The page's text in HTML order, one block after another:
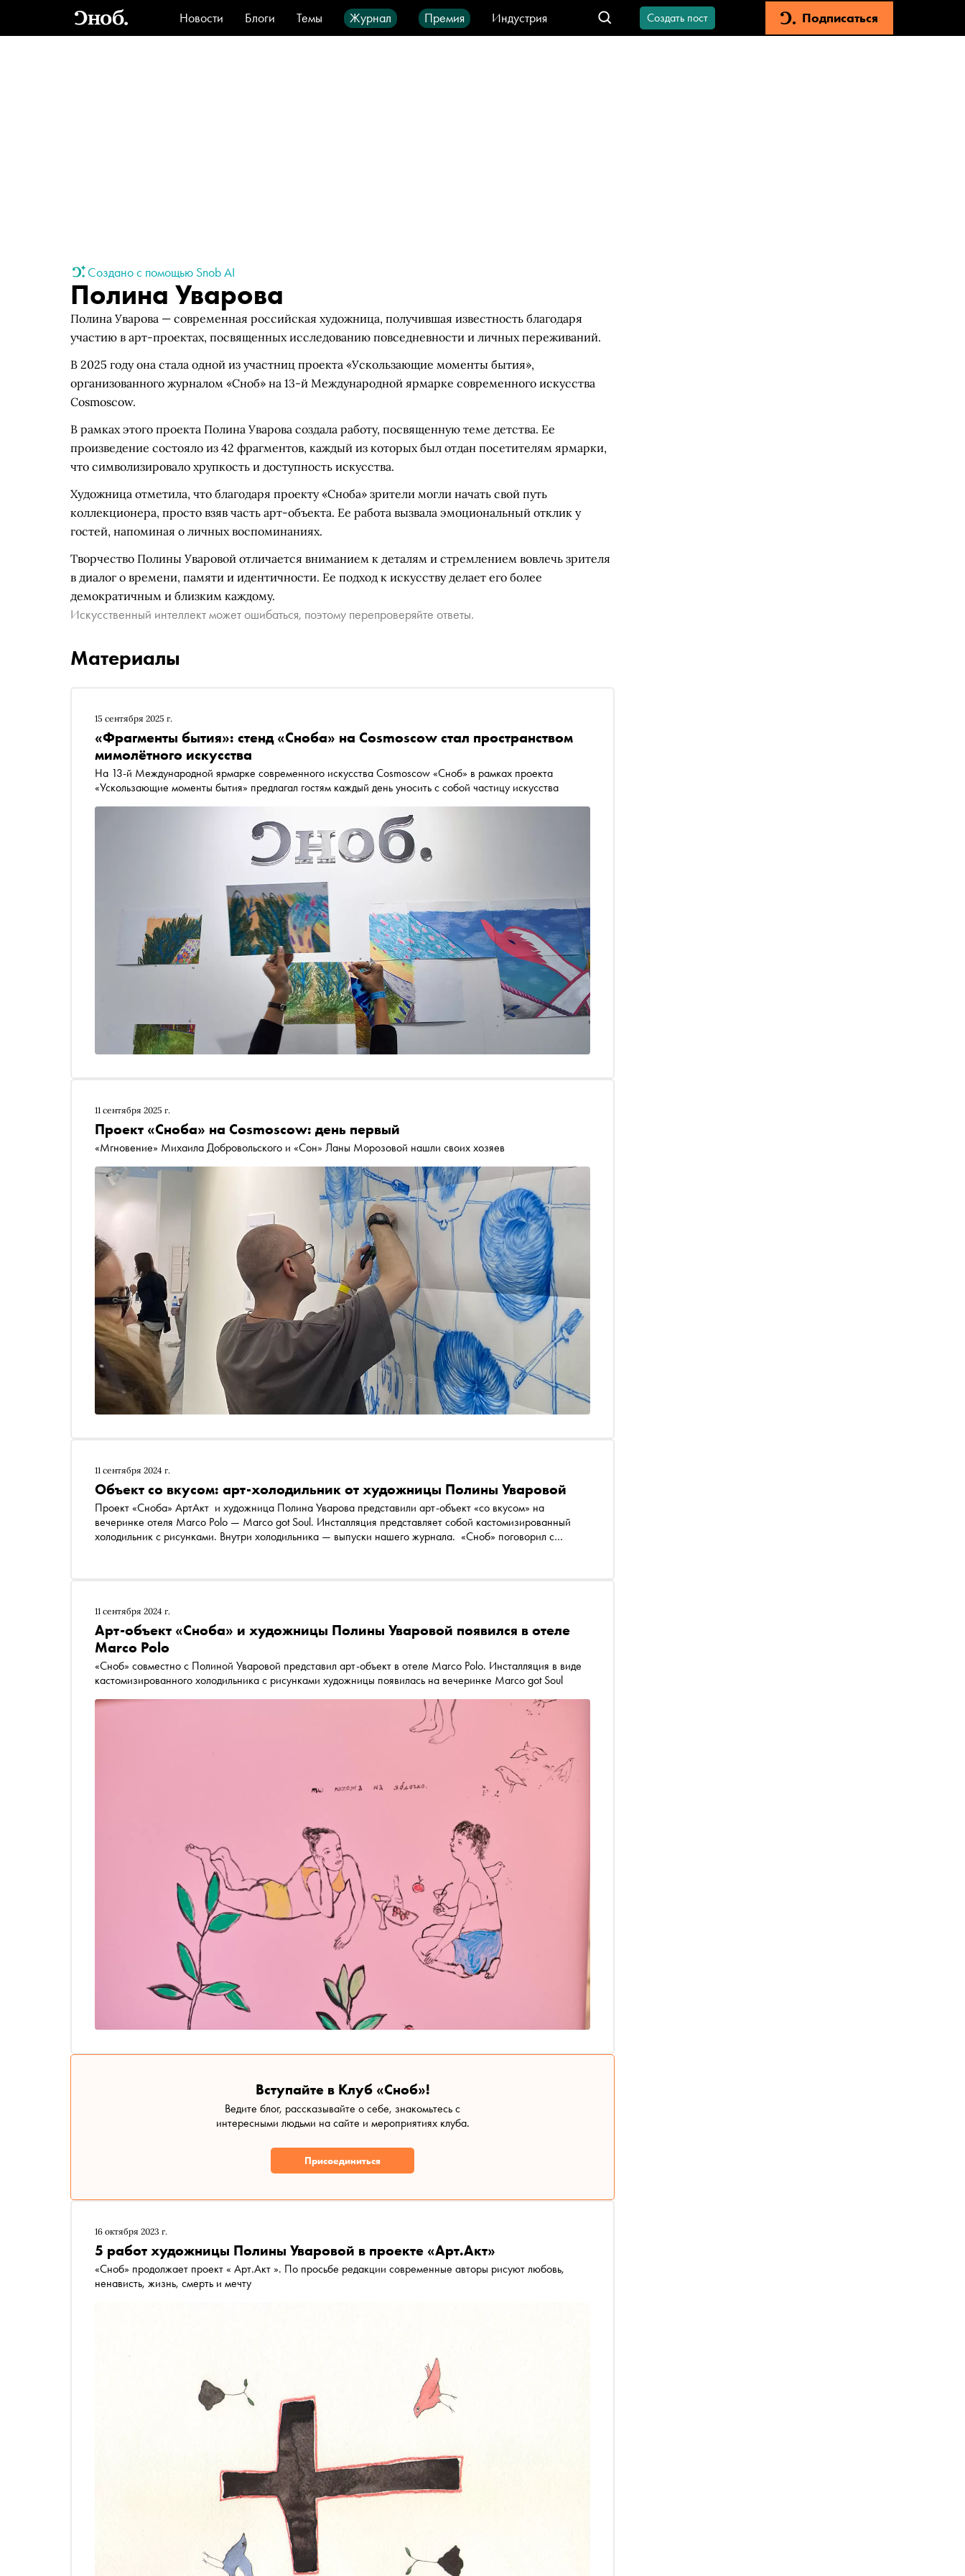
Новости Блоги Темы Журнал Премия
Индустрия
Стиль
Видео Город IT-продукты
Создать пост Подписаться
Создано с помощью Snob AI
Полина Уварова
Полина Уварова — современная российская художница, получившая известность благодаря
участию в арт-проектах, посвященных исследованию повседневности и личных переживаний.
В 2025 году она стала одной из участниц проекта «Ускользающие моменты бытия»,
организованного журналом «Сноб» на 13-й Международной ярмарке современного искусства
Cosmoscow.
В рамках этого проекта Полина Уварова создала работу, посвященную теме детства. Ее
произведение состояло из 42 фрагментов, каждый из которых был отдан посетителям ярмарки,
что символизировало хрупкость и доступность искусства.
Художница отметила, что благодаря проекту «Сноба» зрители могли начать свой путь
коллекционера, просто взяв часть арт-объекта. Ее работа вызвала эмоциональный отклик у
гостей, напоминая о личных воспоминаниях.
Творчество Полины Уваровой отличается вниманием к деталям и стремлением вовлечь зрителя
в диалог о времени, памяти и идентичности. Ее подход к искусству делает его более
демократичным и близким каждому.
Искусственный интеллект может ошибаться, поэтому перепроверяйте ответы.
Материалы
15 сентября 2025 г.
«Фрагменты бытия»: стенд «Сноба» на Cosmoscow стал пространством
мимолётного искусства
На 13-й Международной ярмарке современного искусства Cosmoscow «Сноб» в рамках проекта
«Ускользающие моменты бытия» предлагал гостям каждый день уносить с собой частицу искусства
11 сентября 2025 г.
Проект «Сноба» на Cosmoscow: день первый
«Мгновение» Михаила Добровольского и «Сон» Ланы Морозовой нашли своих хозяев
11 сентября 2024 г.
Объект со вкусом: арт-холодильник от художницы Полины Уваровой
Проект «Сноба» АртАкт и художница Полина Уварова представили арт-объект «со вкусом» на
вечеринке отеля Marco Polo — Marco got Soul. Инсталляция представляет собой кастомизированный
холодильник с рисунками. Внутри холодильника — выпуски нашего журнала. «Сноб» поговорил с
11 сентября 2024 г.
Арт-объект «Сноба» и художницы Полины Уваровой появился в отеле
Marco Polo
«Сноб» совместно с Полиной Уваровой представил арт-объект в отеле Marco Polo. Инсталляция в виде
кастомизированного холодильника с рисунками художницы появилась на вечеринке Marco got Soul
Вступайте в Клуб «Сноб»!
Ведите блог, рассказывайте о себе, знакомьтесь с
интересными людьми на сайте и мероприятиях клуба.
Присоединиться
16 октября 2023 г.
5 работ художницы Полины Уваровой в проекте «Арт.Акт»
«Сноб» продолжает проект « Арт.Акт ». По просьбе редакции современные авторы рисуют любовь,
ненависть, жизнь, смерть и мечту